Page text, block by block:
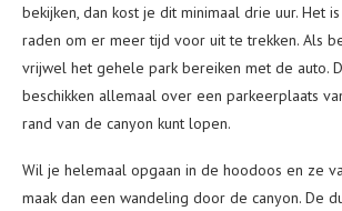
bekijken, dan kost je dit minimaal drie uur. Het
raden om er meer tijd voor uit te trekken. Als
vrijwel het gehele park bereiken met de auto.
beschikken allemaal over een parkeerplaats
rand van de canyon kunt lopen.
Wil je helemaal opgaan in de hoodoos en ze
maak dan een wandeling door de canyon. De